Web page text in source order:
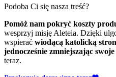
Podoba Ci się nasza treść?
Pomóż nam pokryć koszty
wesprzyj misję Aleteia. Dzięki
wspierać wiodącą katolicką
jednocześnie zmniejszając
teraz.